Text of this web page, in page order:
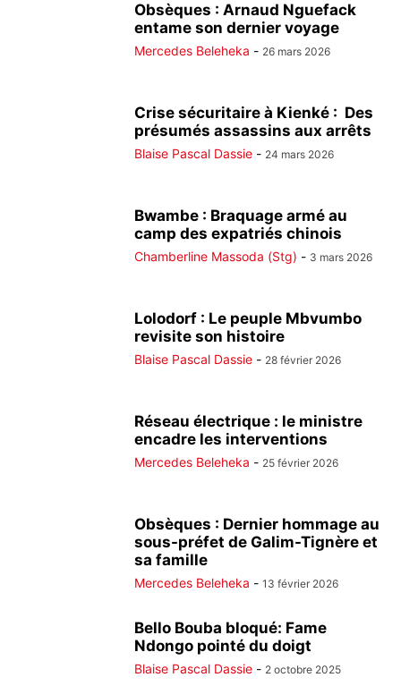
Obsèques : Arnaud Nguefack
entame son dernier voyage
Mercedes Beleheka - 26 mars 2026
Crise sécuritaire à Kienké : Des
présumés assassins aux arrêts
Blaise Pascal Dassie - 24 mars 2026
Bwambe : Braquage armé au
camp des expatriés chinois
Chamberline Massoda (Stg) - 3 mars 2026
Lolodorf : Le peuple Mbvumbo
revisite son histoire
Blaise Pascal Dassie - 28 février 2026
Réseau électrique : le ministre
encadre les interventions
Mercedes Beleheka - 25 février 2026
Obsèques : Dernier hommage au
sous-préfet de Galim-Tignère et
sa famille
Mercedes Beleheka - 13 février 2026
Bello Bouba bloqué: Fame
Ndongo pointé du doigt
Blaise Pascal Dassie - 2 octobre 2025